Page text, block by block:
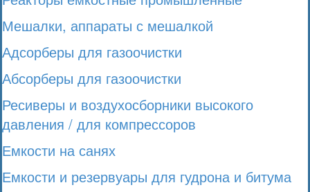
Мешалки, аппараты с мешалкой
Адсорберы для газоочистки
Абсорберы для газоочистки
Ресиверы и воздухосборники высокого
давления / для компрессоров
Емкости на санях
Емкости и резервуары для гудрона и битума